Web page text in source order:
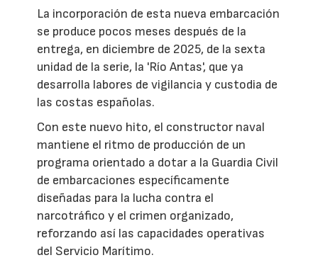
La incorporación de esta nueva embarcación
se produce pocos meses después de la
entrega, en diciembre de 2025, de la sexta
unidad de la serie, la 'Río Antas', que ya
desarrolla labores de vigilancia y custodia de
las costas españolas.
Con este nuevo hito, el constructor naval
mantiene el ritmo de producción de un
programa orientado a dotar a la Guardia Civil
de embarcaciones específicamente
diseñadas para la lucha contra el
narcotráfico y el crimen organizado,
reforzando así las capacidades operativas
del Servicio Marítimo.